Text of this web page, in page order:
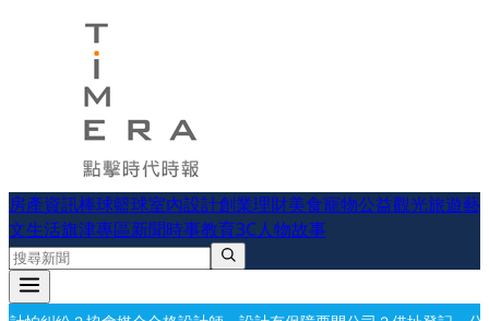
房產資訊棒球籃球室內設計創業理財美食寵物公益觀光旅遊藝
文生活旗津專區新聞時事教育3C人物故事